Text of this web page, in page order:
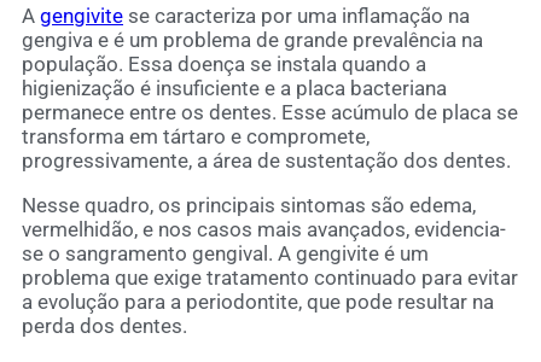
A gengivite se caracteriza por uma inflamação na
gengiva e é um problema de grande prevalência na
população. Essa doença se instala quando a
higienização é insuficiente e a placa bacteriana
permanece entre os dentes. Esse acúmulo de placa se
transforma em tártaro e compromete,
progressivamente, a área de sustentação dos dentes.
Nesse quadro, os principais sintomas são edema,
vermelhidão, e nos casos mais avançados, evidencia-
se o sangramento gengival. A gengivite é um
problema que exige tratamento continuado para evitar
a evolução para a periodontite, que pode resultar na
perda dos dentes.